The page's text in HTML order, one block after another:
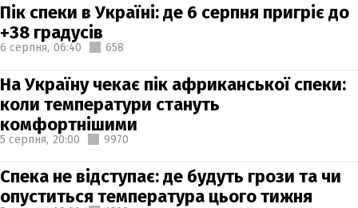
Пік спеки в Україні: де 6 серпня пригріє до
+38 градусів
6 серпня, 06:40 658
На Україну чекає пік африканської спеки:
коли температури стануть
комфортнішими
5 серпня, 20:00 9970
Спека не відступає: де будуть грози та чи
опуститься температура цього тижня